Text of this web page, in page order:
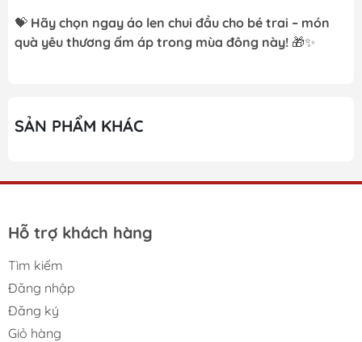
💝 Hãy chọn ngay áo len chui đầu cho bé trai – món
quà yêu thương ấm áp trong mùa đông này! 🎁✨
SẢN PHẨM KHÁC
Hỗ trợ khách hàng
Tìm kiếm
Đăng nhập
Đăng ký
Giỏ hàng